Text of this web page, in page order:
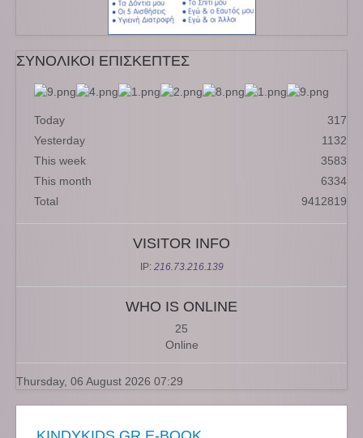
ΣΥΝΟΛΙΚΟΙ ΕΠΙΣΚΕΠΤΕΣ
Today
317
Yesterday
1132
This week
3583
This month
6334
Total
9412819
VISITOR INFO
IP: 216.73.216.139
WHO IS ONLINE
25
Online
Thursday, 06 August 2026 07:29